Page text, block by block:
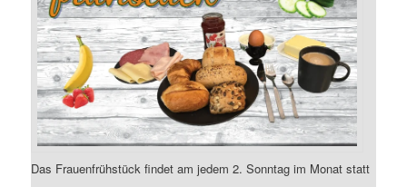
Das Frauenfrühstück findet am jedem 2. Sonntag im Monat statt